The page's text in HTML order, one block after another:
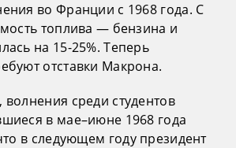
во Франции с 1968 года. С
топлива — бензина и
на 15-25%. Теперь
отставки Макрона.
среди студентов
в мае–июне 1968 года
в следующем году президент